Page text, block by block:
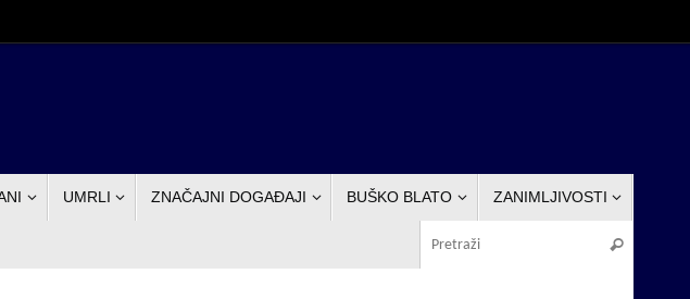
UMRLI ZNAČAJNI DOGAĐAJI BUŠKO BLATO ZANIMLJIVOSTI
Pretraži